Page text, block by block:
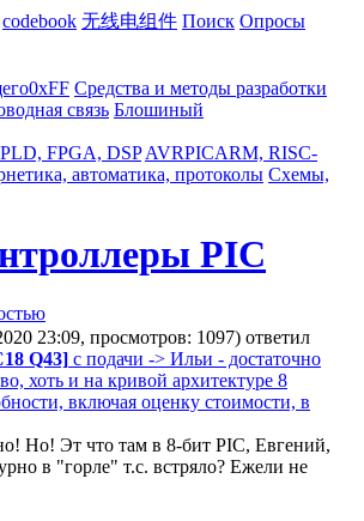
codebook 无线电组件 Поиск Опросы
0xFF Средства и методы разработки
связь Блошиный
PLD, FPGA, DSP AVRPICARM, RISC-
автоматика, протоколы Схемы,
PIC
23:09, просмотров: 1097) ответил
Q43] с подачи -> Ильи - достаточно
хоть и на кривой архитектуре 8
включая оценку стоимости, в
Но! Эт что там в 8-бит PIC, Евгений,
в "горле" т.с. встряло? Ежели не